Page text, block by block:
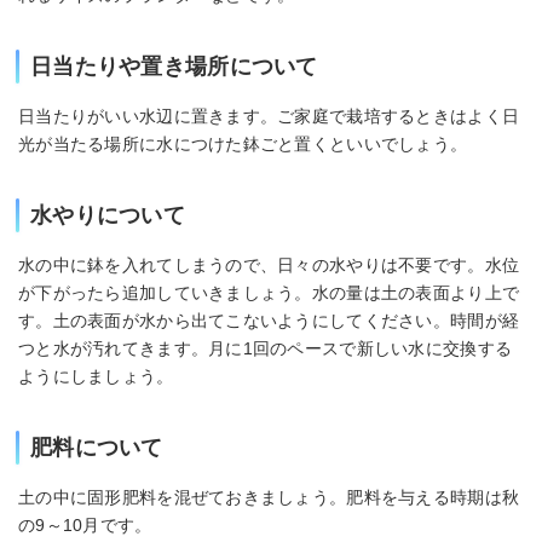
日当たりや置き場所について
日当たりがいい水辺に置きます。ご家庭で栽培するときはよく日
光が当たる場所に水につけた鉢ごと置くといいでしょう。
水やりについて
水の中に鉢を入れてしまうので、日々の水やりは不要です。水位
が下がったら追加していきましょう。水の量は土の表面より上で
す。土の表面が水から出てこないようにしてください。時間が経
つと水が汚れてきます。月に1回のペースで新しい水に交換する
ようにしましょう。
肥料について
土の中に固形肥料を混ぜておきましょう。肥料を与える時期は秋
の9～10月です。